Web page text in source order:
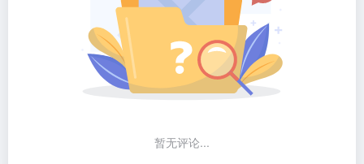
暂无评论...